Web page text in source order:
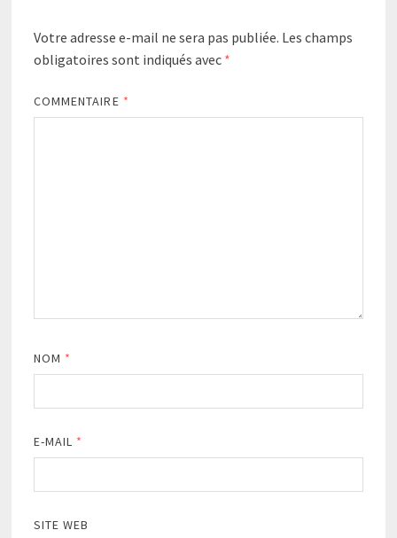
Votre adresse e-mail ne sera pas publiée. Les champs
obligatoires sont indiqués avec *
COMMENTAIRE *
NOM *
E-MAIL *
SITE WEB